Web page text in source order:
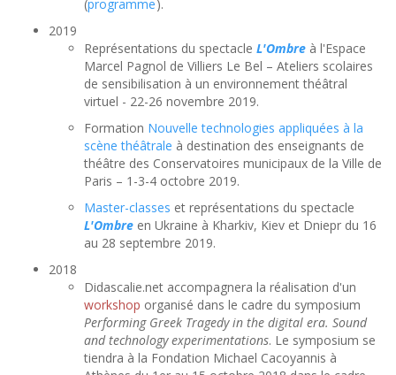
(programme).
2019
Représentations du spectacle L'Ombre à l'Espace
Marcel Pagnol de Villiers Le Bel – Ateliers scolaires
de sensibilisation à un environnement théâtral
virtuel - 22-26 novembre 2019.
Formation Nouvelle technologies appliquées à la
scène théâtrale à destination des enseignants de
théâtre des Conservatoires municipaux de la Ville de
Paris – 1-3-4 octobre 2019.
Master-classes et représentations du spectacle
L'Ombre en Ukraine à Kharkiv, Kiev et Dniepr du 16
au 28 septembre 2019.
2018
Didascalie.net accompagnera la réalisation d'un
workshop organisé dans le cadre du symposium
Performing Greek Tragedy in the digital era. Sound
and technology experimentations. Le symposium se
tiendra à la Fondation Michael Cacoyannis à